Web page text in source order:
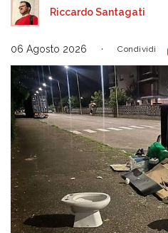
Riccardo Santagati
06 Agosto 2026 Condividi